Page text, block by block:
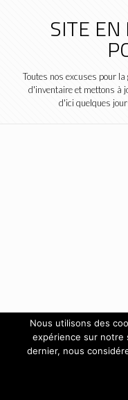
SITE
Toutes nos excuses pour
d'inventaire et mettons à
d'ici quelques
Nous utilisons des
expérience sur notre
dernier, nous